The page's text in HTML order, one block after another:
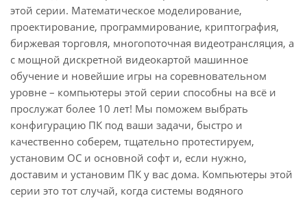
этой серии. Математическое моделирование,
проектирование, программирование, криптография,
биржевая торговля, многопоточная видеотрансляция, а
с мощной дискретной видеокартой машинное
обучение и новейшие игры на соревновательном
уровне – компьютеры этой серии способны на всё и
прослужат более 10 лет! Мы поможем выбрать
конфигурацию ПК под ваши задачи, быстро и
качественно соберем, тщательно протестируем,
установим ОС и основной софт и, если нужно,
доставим и установим ПК у вас дома. Компьютеры этой
серии это тот случай, когда системы водяного